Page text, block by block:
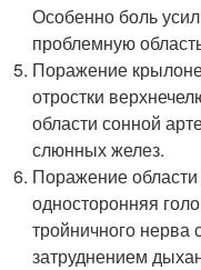
Особенно боль
проблемную
Поражение
отростки
области сонной
слюнных желез.
Поражение
односторонняя
тройничного нерва
затруднением